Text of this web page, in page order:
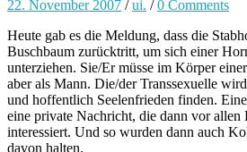
22. November 2007 /ui. /0 Comments
Heute gab es die Meldung, dass die
Buschbaum zurücktritt, um sich einer
unterziehen. Sie/Er müsse im Körper
aber als Mann. Die/der Transsexuelle
und hoffentlich Seelenfrieden finden.
eine private Nachricht, die dann vor
interessiert. Und so wurden dann auch
davon halten.